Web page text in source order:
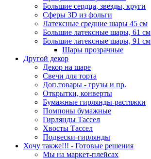
Большие сердца, звезды, круги
Сферы 3D из фольги
Латексные средние шары 45 см
Большие латексные шары, 61 см
Большие латексные шары, 91 см
Шары прозрачные
Другой декор
Декор на шаре
Свечи для торта
Доп.товары - грузы и пр.
Открытки, конверты
Бумажные гирлянды-растяжки
Помпоны бумажные
Гирлянды Тассел
Хвосты Тассел
Подвески-гирлянды
Хочу также!!! - Готовые решения
Мы на маркет-плейсах